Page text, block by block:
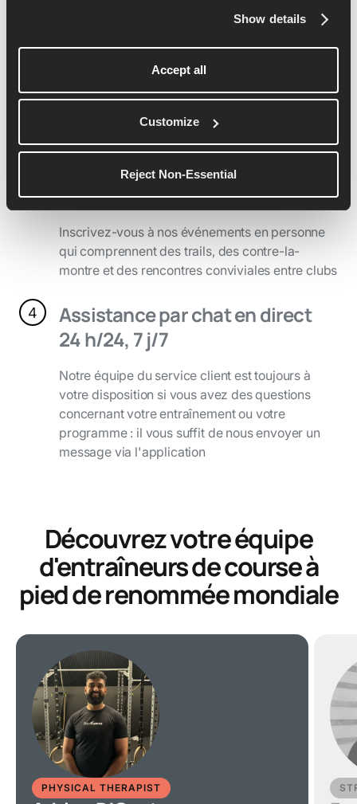
Show details
Accept all
Customize
Reject Non-Essential
Obtenez des réductions &
Nous nous sommes associés aux principaux
fournisseurs de nutrition, de vêtements,
d'événements et de compléments alimentaires
Participez à des événements
et compétitions
Inscrivez-vous à nos événements en personne
qui comprennent des trails, des contre-la-
montre et des rencontres conviviales entre clubs
4
Assistance par chat en direct
24 h/24, 7 j/7
Notre équipe du service client est toujours à
votre disposition si vous avez des questions
concernant votre entraînement ou votre
programme : il vous suffit de nous envoyer un
message via l'application
Découvrez votre équipe
d'entraîneurs de course à
pied de renommée mondiale
PHYSICAL THERAPIST